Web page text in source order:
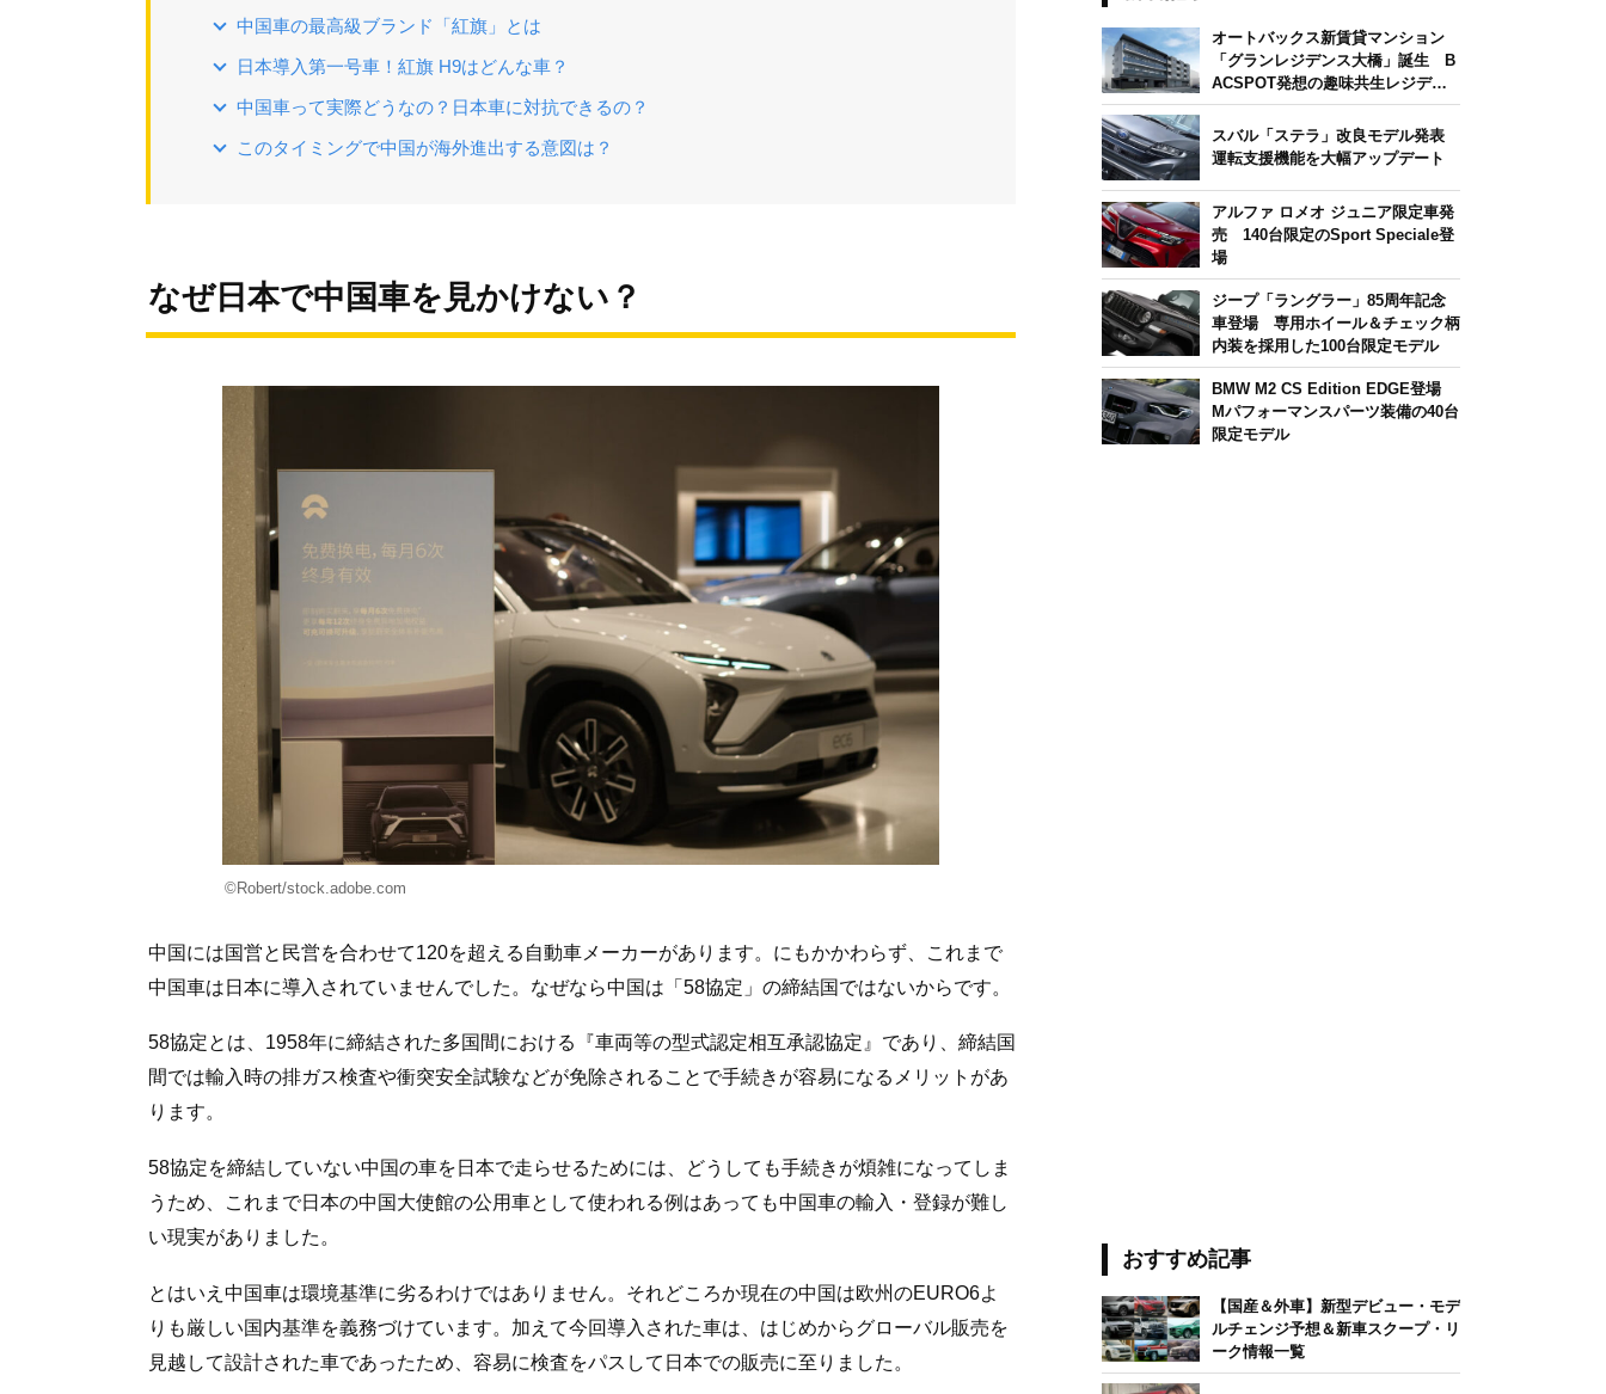
中国車の最高級ブランド「紅旗」とは
日本導入第一号車！紅旗 H9はどんな車？
中国車って実際どうなの？日本車に対抗できるの？
このタイミングで中国が海外進出する意図は？
なぜ日本で中国車を見かけない？
©Robert/stock.adobe.com
中国には国営と民営を合わせて120を超える自動車メーカーがあります。にもかかわらず、これまで
中国車は日本に導入されていませんでした。なぜなら中国は「58協定」の締結国ではないからです。
58協定とは、1958年に締結された多国間における『車両等の型式認定相互承認協定』であり、締結国
間では輸入時の排ガス検査や衝突安全試験などが免除されることで手続きが容易になるメリットがあ
ります。
58協定を締結していない中国の車を日本で走らせるためには、どうしても手続きが煩雑になってしま
うため、これまで日本の中国大使館の公用車として使われる例はあっても中国車の輸入・登録が難し
い現実がありました。
とはいえ中国車は環境基準に劣るわけではありません。それどころか現在の中国は欧州のEURO6よ
りも厳しい国内基準を義務づけています。加えて今回導入された車は、はじめからグローバル販売を
見越して設計された車であったため、容易に検査をパスして日本での販売に至りました。
オートバックス新賃貸マンション
「グランレジデンス大橋」誕生 B
ACSPOT発想の趣味共生レジデン
ス
スバル「ステラ」改良モデル発表
運転支援機能を大幅アップデート
アルファ ロメオ ジュニア限定車発
売 140台限定のSport Speciale登
場
ジープ「ラングラー」85周年記念
車登場 専用ホイール＆チェック柄
内装を採用した100台限定モデル
BMW M2 CS Edition EDGE登場
Mパフォーマンスパーツ装備の40台
限定モデル
おすすめ記事
【国産＆外車】新型デビュー・モデ
ルチェンジ予想＆新車スクープ・リ
ーク情報一覧